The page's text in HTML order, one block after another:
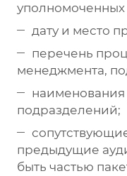
уполномоченных
дату и место
перечень
менеджмента,
подразделений;
предыдущие
быть частью